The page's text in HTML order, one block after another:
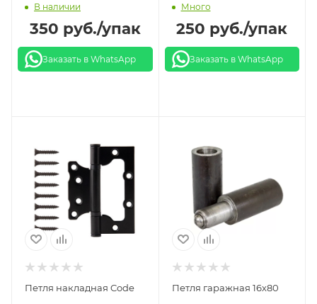
В наличии
350 руб./упак
Заказать в WhatsApp
SW супербелая (2шт)
Много
250 руб./упак
Заказать в WhatsApp
Петля накладная Code
Петля гаражная 16х80